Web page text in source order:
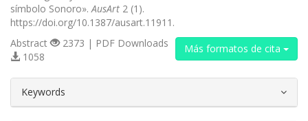
símbolo Sonoro». AusArt 2 (1).
https://doi.org/10.1387/ausart.11911.
Más formatos de cita
Abstract
2373 | PDF Downloads
1058
Keywords